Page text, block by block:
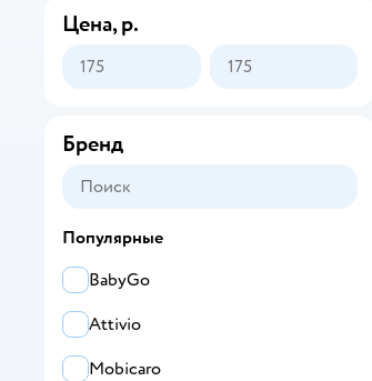
Цена, р.
Бренд
Популярные
BabyGo
Attivio
Mobicaro